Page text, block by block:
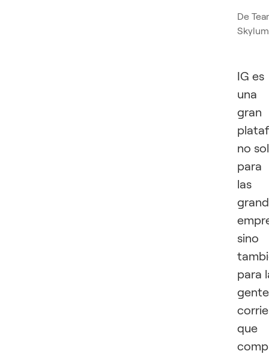
De
Skylum
IG es
una
gran
no
para
las
sino
para
gente
que